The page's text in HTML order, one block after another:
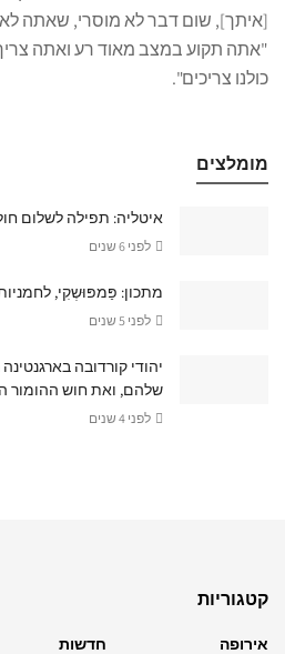
[איתך], שום דבר לא מוסרי, שאתה
"אתה תקוע במצב מאוד רע ואתה
כולנו צריכים".
מומלצים
איטליה: תפילה לשלום
לפני 6 שנים
מתכון: פַּמפּוּשְקִי,
לפני 5 שנים
יהודי קורדובה
שלהם, ואת חוש ההומור
לפני 4 שנים
קטגוריות
אירופה חדשות